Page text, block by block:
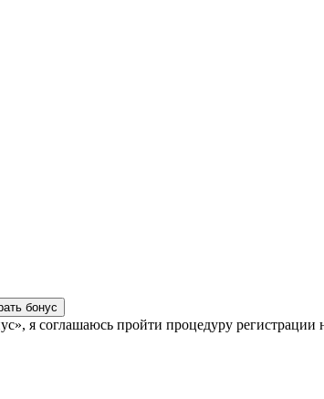
бонус
я соглашаюсь пройти процедуру